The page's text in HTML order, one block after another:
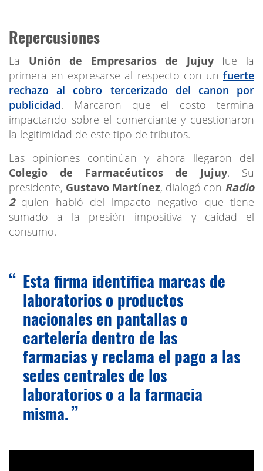
Repercusiones
La Unión de Empresarios de Jujuyfue la
primera en expresarse al respecto con un fuerte
rechazo al cobro tercerizado del canon por
publicidad. Marcaron que el costo termina
impactando sobre el comerciante y cuestionaron
la legitimidad de este tipo de tributos.
Las opiniones continúan y ahora llegaron del
Colegio de Farmacéuticos de Jujuy. Su
presidente, Gustavo Martínez, dialogó con Radio
2quien habló del impacto negativo que tiene
sumado a la presión impositiva y caídad el
consumo.
Esta firma identifica marcas de
laboratorios o productos
nacionales en pantallas o
cartelería dentro de las
farmacias y reclama el pago a las
sedes centrales de los
laboratorios o a la farmacia
misma.